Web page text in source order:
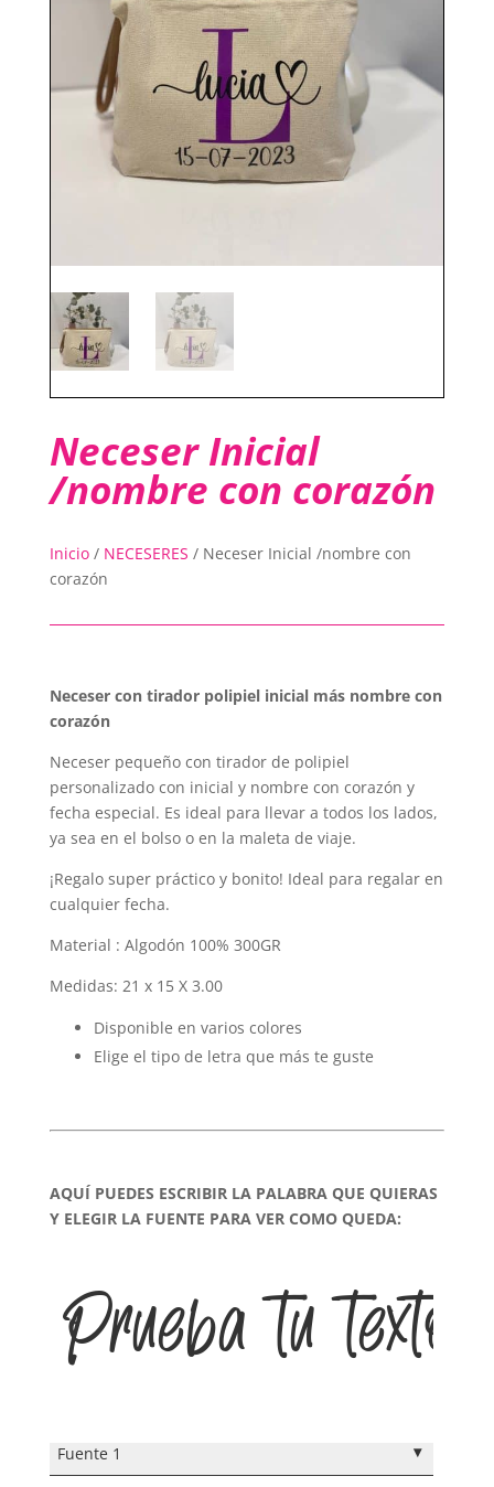
Neceser Inicial
/nombre con corazón
Inicio/ NECESERES / Neceser Inicial /nombre con
corazón
Neceser con tirador polipiel inicial más nombre con
corazón
Neceser pequeño con tirador de polipiel
personalizado con inicial y nombre con corazón y
fecha especial. Es ideal para llevar a todos los lados,
ya sea en el bolso o en la maleta de viaje.
¡Regalo super práctico y bonito! Ideal para regalar en
cualquier fecha.
Material : Algodón 100% 300GR
Medidas: 21 x 15 X 3.00
Disponible en varios colores
Elige el tipo de letra que más te guste
AQUÍ PUEDES ESCRIBIR LA PALABRA QUE QUIERAS
Y ELEGIR LA FUENTE PARA VER COMO QUEDA:
Prueba tu texto
Fuente 1 ▾